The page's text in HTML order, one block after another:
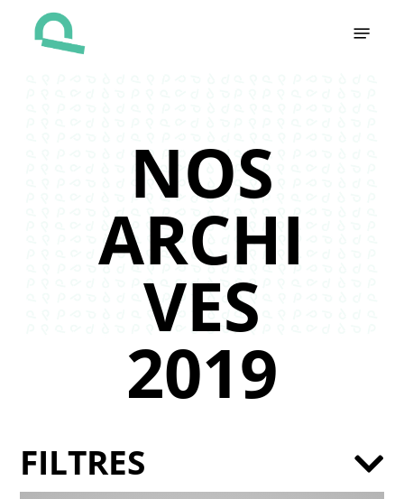
NOS
ARCHI
VES
2019
FILTRES